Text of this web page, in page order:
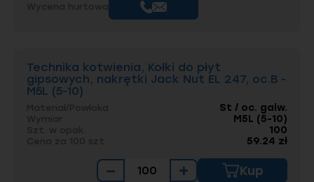
Technika kotwienia, Kołki do płyt
gipsowych, nakrętki Jack Nut EL 247, oc.B -
M5L (5-10)
St / oc. galw.
M5L (5-10)
100
59.24 zł
− + Kup